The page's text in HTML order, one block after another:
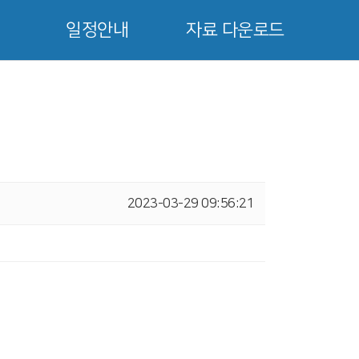
일정안내 자료 다운로드
2023-03-29 09:56:21